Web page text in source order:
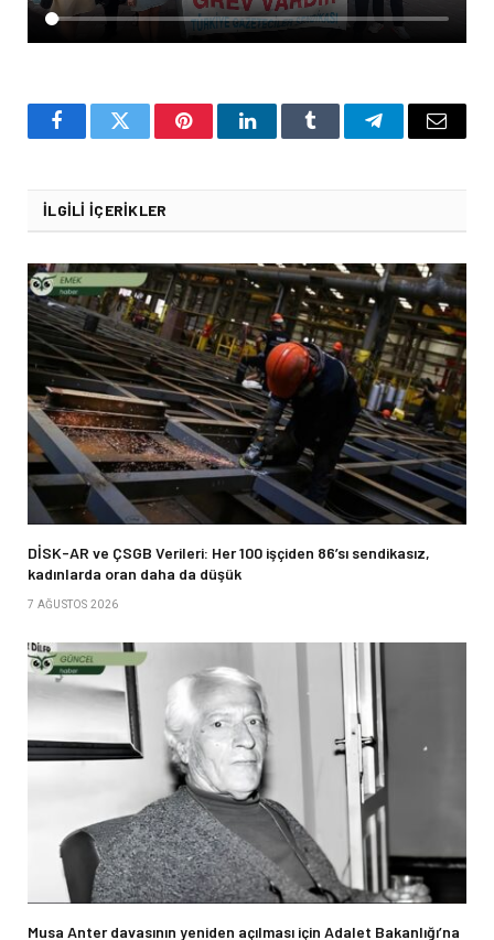
FacebookTwitter PinterestLinkedInTumblr TelegramEmail
İLGILI İÇERIKLER
DİSK-AR ve ÇSGB Verileri: Her 100 işçiden 86’sı sendikasız,
kadınlarda oran daha da düşük
7 AĞUSTOS 2026
Musa Anter davasının yeniden açılması için Adalet Bakanlığı’na